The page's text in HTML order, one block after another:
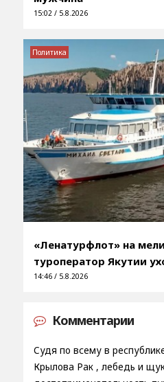
15:02 / 5.8.2026
«Ленатурфлот» на
туроператор Якутии
14:46 / 5.8.2026
Политика
Комментарии
Судя по всему в
Крылова Рак , лебедь и